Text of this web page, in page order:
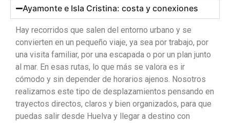
Ayamonte e Isla Cristina: costa y conexiones
Hay recorridos que salen del entorno urbano y se
convierten en un pequeño viaje, ya sea por trabajo, por
una visita familiar, por una escapada o por un plan junto
al mar. En esas rutas, lo que más se valora es ir
cómodo y sin depender de horarios ajenos. Nosotros
realizamos este tipo de desplazamientos pensando en
trayectos directos, claros y bien organizados, para que
puedas salir desde Huelva y llegar a destino con